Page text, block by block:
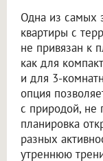
Одна из самых
квартиры с
не привязан к
как для
и для 3-
опция
с природой, не
планировка
разных
утреннюю